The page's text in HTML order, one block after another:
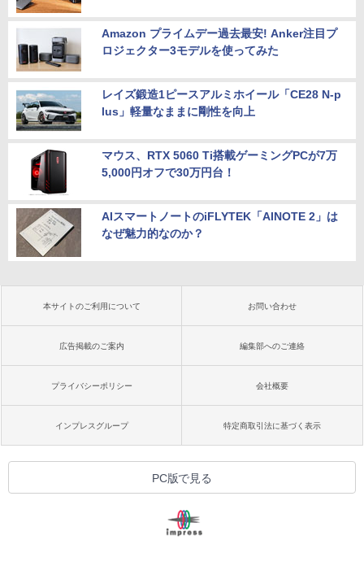
Amazon プライムデー過去最安! Anker注目プ
ロジェクター3モデルを使ってみた
レイズ鍛造1ピースアルミホイール「CE28 N-p
lus」軽量なままに剛性を向上
マウス、RTX 5060 Ti搭載ゲーミングPCが7万
5,000円オフで30万円台！
AIスマートノートのiFLYTEK「AINOTE 2」は
なぜ魅力的なのか？
本サイトのご利用について お問い合わせ
広告掲載のご案内 編集部へのご連絡
プライバシーポリシー 会社概要
インプレスグループ 特定商取引法に基づく表示
PC版で見る